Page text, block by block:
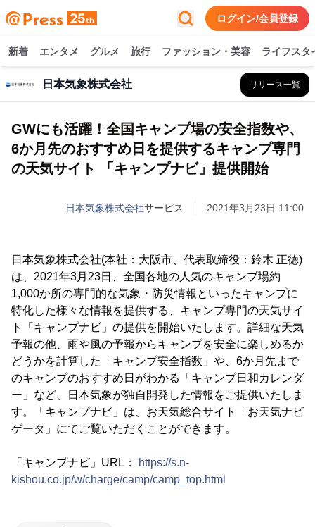
ログイン/会員登録
新着 エンタメ グルメ 旅行 ファッション・美容 ライフスタ
日本気象株式会社 リリース一覧
GWにも活躍！全国キャンプ場の安全指数や、
6か月先のおすすめ日を提供するキャンプ専門
の天気サイト 「キャンプナビ」提供開始
日本気象株式会社サービス 2021年3月23日 11:00
日本気象株式会社(本社：大阪市、代表取締役：鈴木 正徳)
は、2021年3月23日、全国各地の人気のキャンプ場約
1,000か所の専門的な気象・防災情報といったキャンプに
特化した様々な情報を提供する、キャンプ専門の天気サイ
ト「キャンプナビ」の提供を開始いたします。詳細な天気
予報の他、雨や風の予報からキャンプを安全に楽しめるか
どうかを計算した「キャンプ安全指数」や、6か月先まで
のキャンプのおすすめ日がわかる「キャンプ日和カレンダ
ー」など、日本気象が独自開発した情報をご提供いたしま
す。「キャンプナビ」は、お天気総合サイト「お天気ナビ
ゲータ」にてご覧いただくことができます。
「キャンプナビ」URL：
https://s.n-
kishou.co.jp/w/charge/camp/camp_top.html